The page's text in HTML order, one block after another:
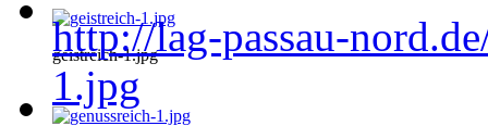
geistreich-1.jpg
http://lag-passau-
1.jpg